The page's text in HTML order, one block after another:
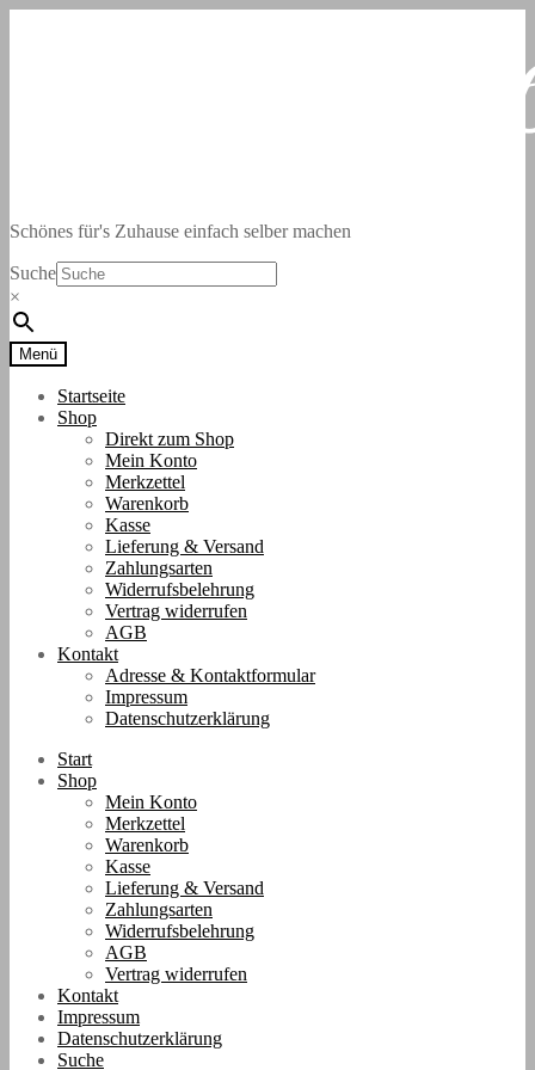
Schönes für's Zuhause einfach selber machen
Suche
×
Menü
Startseite
Shop
Direkt zum Shop
Mein Konto
Merkzettel
Warenkorb
Kasse
Lieferung & Versand
Zahlungsarten
Widerrufsbelehrung
Vertrag widerrufen
AGB
Kontakt
Adresse & Kontaktformular
Impressum
Datenschutzerklärung
Start
Shop
Mein Konto
Merkzettel
Warenkorb
Kasse
Lieferung & Versand
Zahlungsarten
Widerrufsbelehrung
AGB
Vertrag widerrufen
Kontakt
Impressum
Datenschutzerklärung
Suche